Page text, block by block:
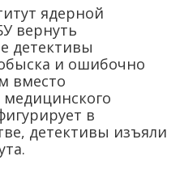
ядерной
вернуть
детективы
и ошибочно
вместо
в
детективы изъяли